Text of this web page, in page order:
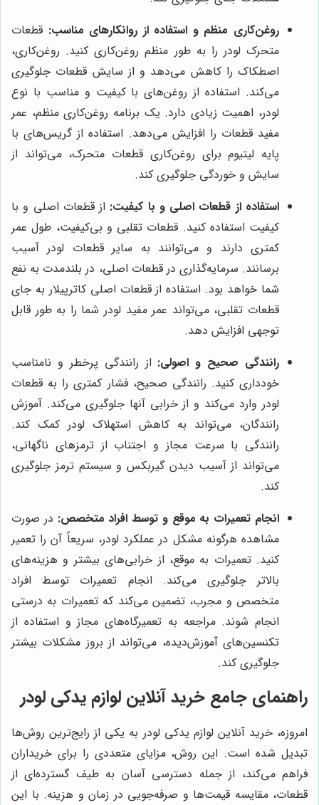
روغن‌کاری منظم و استفاده از روانکارهای مناسب: قطعات
متحرک لودر را به طور منظم روغن‌کاری کنید. روغن‌کاری،
اصطکاک را کاهش می‌دهد و از سایش قطعات جلوگیری
می‌کند. استفاده از روغن‌های با کیفیت و مناسب با نوع
لودر، اهمیت زیادی دارد. یک برنامه روغن‌کاری منظم، عمر
مفید قطعات را افزایش می‌دهد. استفاده از گریس‌های با
پایه لیتیوم برای روغن‌کاری قطعات متحرک، می‌تواند از
سایش و خوردگی جلوگیری کند.
استفاده از قطعات اصلی و با کیفیت: از قطعات اصلی و با
کیفیت استفاده کنید. قطعات تقلبی و بی‌کیفیت، طول عمر
کمتری دارند و می‌توانند به سایر قطعات لودر آسیب
برسانند. سرمایه‌گذاری در قطعات اصلی، در بلندمدت به نفع
شما خواهد بود. استفاده از قطعات اصلی کاترپیلار به جای
قطعات تقلبی، می‌تواند عمر مفید لودر شما را به طور قابل
توجهی افزایش دهد.
رانندگی صحیح و اصولی: از رانندگی پرخطر و نامناسب
خودداری کنید. رانندگی صحیح، فشار کمتری را به قطعات
لودر وارد می‌کند و از خرابی آنها جلوگیری می‌کند. آموزش
رانندگان، می‌تواند به کاهش استهلاک لودر کمک کند.
رانندگی با سرعت مجاز و اجتناب از ترمزهای ناگهانی،
می‌تواند از آسیب دیدن گیربکس و سیستم ترمز جلوگیری
کند.
انجام تعمیرات به موقع و توسط افراد متخصص: در صورت
مشاهده هرگونه مشکل در عملکرد لودر، سریعاً آن را تعمیر
کنید. تعمیرات به موقع، از خرابی‌های بیشتر و هزینه‌های
بالاتر جلوگیری می‌کند. انجام تعمیرات توسط افراد
متخصص و مجرب، تضمین می‌کند که تعمیرات به درستی
انجام شوند. مراجعه به تعمیرگاه‌های مجاز و استفاده از
تکنسین‌های آموزش‌دیده، می‌تواند از بروز مشکلات بیشتر
جلوگیری کند.
راهنمای جامع خرید آنلاین لوازم یدکی لودر
امروزه، خرید آنلاین لوازم یدکی لودر به یکی از رایج‌ترین روش‌ها
تبدیل شده است. این روش، مزایای متعددی را برای خریداران
فراهم می‌کند، از جمله دسترسی آسان به طیف گسترده‌ای از
قطعات، مقایسه قیمت‌ها و صرفه‌جویی در زمان و هزینه. با این